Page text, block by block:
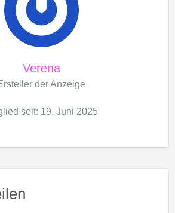
Verena
der Anzeige
seit: 19. Juni 2025